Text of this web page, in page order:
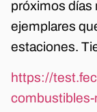
próximos días
ejemplares
estaciones.
https://